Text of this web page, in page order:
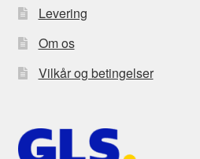
Levering
Om os
Vilkår og betingelser